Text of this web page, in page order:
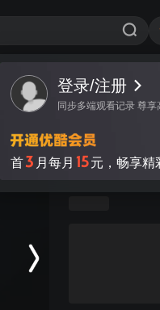
登录/注册
同步多端观看记录 尊
首3 月每月 15元，畅享精